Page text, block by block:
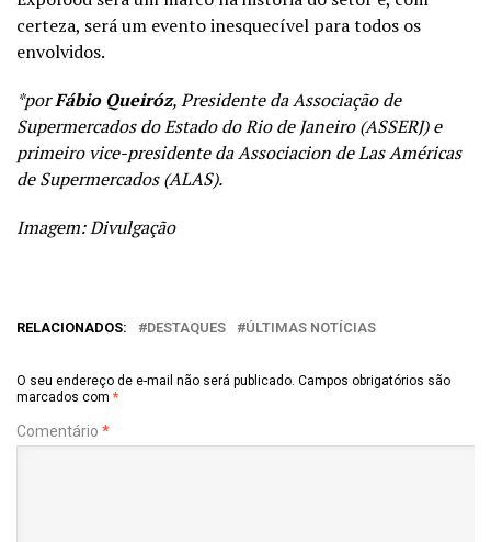
certeza, será um evento inesquecível para todos os
envolvidos.
*porFábio Queiróz, Presidente da Associação de
Supermercados do Estado do Rio de Janeiro (ASSERJ) e
primeiro vice-presidente daAssociacion deLasAméricas
de Supermercados (ALAS).
Imagem: Divulgação
RELACIONADOS: DESTAQUES ÚLTIMAS NOTÍCIAS
O seu endereço de e-mail não será publicado. Campos obrigatórios são
marcados com *
Comentário *